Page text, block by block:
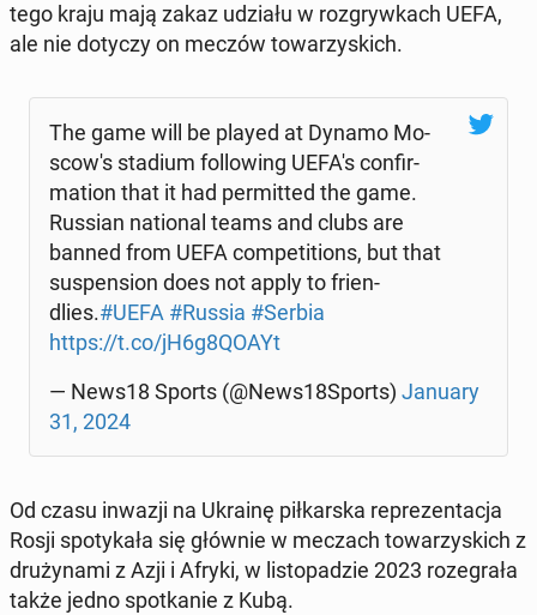
tego kraju mają zakaz udziału w roz­gryw­kach UEFA,
ale nie dotyczy on meczów to­wa­rzy­skich.
The game will be played at Dynamo Mo­
sco­w's stadium fol­lo­wing UEFA's con­fir­
ma­tion that it had per­mit­ted the game.
Russian na­tio­nal teams and clubs are
banned from UEFA com­pe­ti­tions, but that
su­spen­sion does not apply to frien­
dlies.#UEFA #Russia #Serbia
https://t.co/jH6g8QOAYt
— News18 Sports (@News18Sports) January
31, 2024
Od czasu inwazji na Ukrainę pił­kar­ska re­pre­zen­ta­cja
Rosji spo­ty­ka­ła się głównie w meczach to­wa­rzy­skich z
dru­ży­na­mi z Azji i Afryki, w li­sto­pa­dzie 2023 ro­ze­gra­ła
także jedno spo­tka­nie z Kubą.